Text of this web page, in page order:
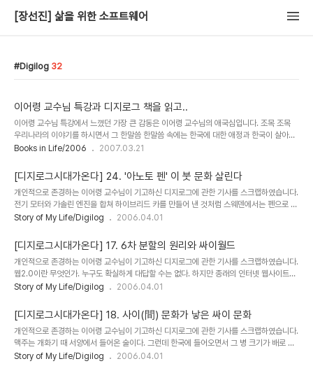
[장선진] 삶을 위한 소프트웨어
Digilog 32
이어령 교수님 특강과 디지로그 책을 읽고..
이어령 교수님 특강에서 느꼈던 가장 큰 감동은 이어령 교수님의 애국심입니다. 조목 조목
우리나라의 이야기를 하시면서 그 한말씀 한말씀 속에는 한국에 대한 애정과 한국이 살아갈
수 있도록 하기위한 애닮은 걱정이 숨어 있었습니다. 이 나라가 지금 이렇게 일어섰지만, 곧
야할 것들이 무었인지 알려야겠다는 열정.. 디지로그를 통하여 우리에게 잊고있었던 한국적
인 정서와 디지털 세계에 앞장설 수 있는 무한한 잠재력을 일깨워 주시는 애정.. 저는 이어령
교수님의 특강을 들으면서 그분의 정을 느낄 수가 있었습니다. 마치 할아버지가 손자를 바라
보는 듯한 정을.. 그 정을 이어령 교수님의 디지로그 책에서도 느꼈습니다. 한국을 사랑하는..
Books in Life/2006 2007.03.21
[디지로그시대가온다] 24. '아노토 펜' 이 붓 문화 살린다
개인적으로 존경하는 이어령 교수님이 기고하신 디지로그에 관한 기사를 스크랩하였습니다.
전기 모터와 가솔린 엔진을 합쳐 하이브리드 카를 만들어 낸 것처럼 스웨덴에서는 펜으로 쓴
메모장의 내용이 그대로 PC나 휴대전화로 전송되는 아노토(anoto)의 펜이 개발됐다. 물론
로 기록 보존된다. 펜촉에 달린 카메라가 사람 눈에 띄지 않는 무수한 점을 인식한다. 그 특수
지의 패턴을 모두 합치면 유라시아 대륙만한 스케치 북이 된다고 하니 SF로 착각하는 사람
들이 많겠지만 현재 노키아 6630/보더폰 702NK에서도 사용되고 있는 현실 속의 이야기
이다. 이 펜의 개발자인 파헤우스 박사는 수학자.물리학자만이 아니라 신경생리학자라는 ..
Story of My Life/Digilog 2006.04.01
[디지로그시대가온다] 17. 6차 분할의 원리와 싸이월드
개인적으로 존경하는 이어령 교수님이 기고하신 디지로그에 관한 기사를 스크랩하였습니다.
웹2.0이란 무엇인가. 누구도 확실하게 대답할 수는 없다. 하지만 종래의 인터넷 웹사이트와
비교해 보면 짐작이 갈 것이다. '더블 클릭'의 검색엔진이 1.0의 구버전이라면 '구글'은 2.0
로 취미와 기호에 따라 모이던 인터넷 동호회나 '아이 러브 스쿨' 같은 아는 사람끼리의 버추
얼 커뮤니티가 구버전이라면 6차 분할의 원리(6 degrees of separation)의 개념으로
만든 그것은 신버전이라고 할 수 있다. 그런데 '6차 분할'의 이론이라고 하면 남의 동네 이야
기라고 미리 낯부터 가리겠지만 사실은 한국인에게 더 가까운 개념이다...
Story of My Life/Digilog 2006.04.01
[디지로그시대가온다] 18. 사이(間) 문화가 낳은 싸이 문화
개인적으로 존경하는 이어령 교수님이 기고하신 디지로그에 관한 기사를 스크랩하였습니다.
맥주는 개화기 때 서양에서 들어온 술이다. 그런데 한국에 들어오면서 그 병 크기가 배로 커
졌다. 혼자서 자작을 하는 서양 사람과 반드시 서로 술을 따라주며 대작하는 한국인의 술 문
Story of My Life/Digilog 2006.04.01